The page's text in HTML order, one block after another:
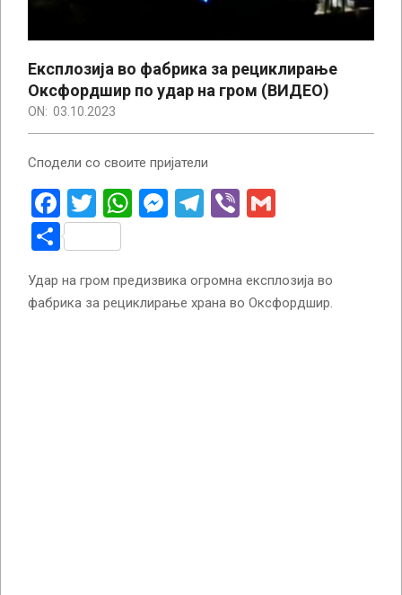
Експлозија во фабрика за рециклирање
Оксфордшир по удар на гром (ВИДЕО)
ON: 03.10.2023
Сподели со своите пријатели
Facebook
Twitter
WhatsApp
Messenger
Telegram
Viber
Share
Удар на гром предизвика огромна експлозија во
фабрика за рециклирање храна во Оксфордшир.